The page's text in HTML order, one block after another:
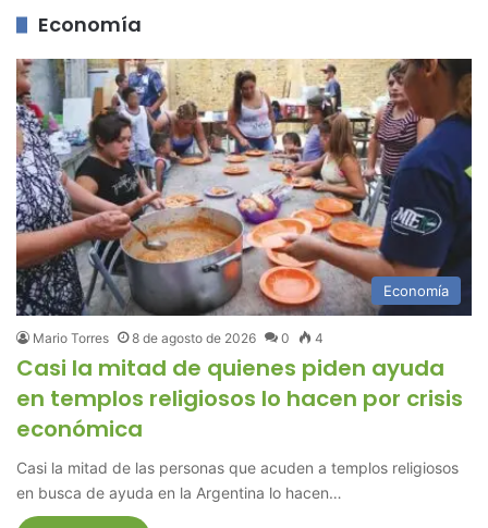
Economía
Economía
Mario Torres 8 de agosto de 2026 0 4
Casi la mitad de quienes piden ayuda
en templos religiosos lo hacen por crisis
económica
Casi la mitad de las personas que acuden a templos religiosos
en busca de ayuda en la Argentina lo hacen…